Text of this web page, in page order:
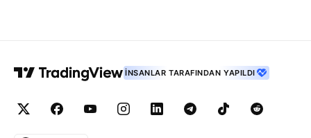
İNSANLAR TARAFINDAN YAPILDI